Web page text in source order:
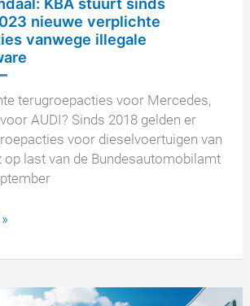
nieuwe verplichte
vanwege illegale
terugroepacties voor Mercedes,
AUDI? Sinds 2018 gelden er
voor dieselvoertuigen van
op last van de Bundesautomobilamt